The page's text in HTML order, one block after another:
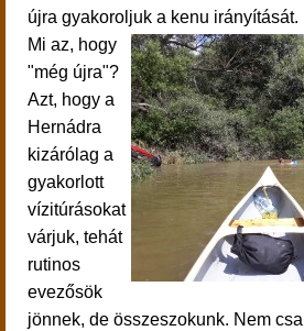
újra gyakoroljuk a kenu irányítását.
Mi az, hogy
"még újra"?
Azt, hogy a
Hernádra
kizárólag a
gyakorlott
vízitúrásokat
várjuk, tehát
rutinos
evezősök
jönnek, de összeszokunk. Nem